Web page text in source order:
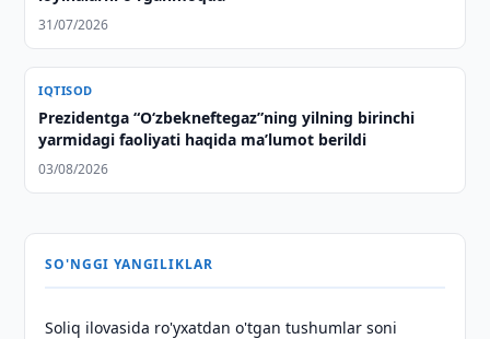
31/07/2026
IQTISOD
Prezidentga “Oʻzbekneftegaz”ning yilning birinchi
yarmidagi faoliyati haqida maʼlumot berildi
03/08/2026
SO'NGGI YANGILIKLAR
Soliq ilovasida ro'yxatdan o'tgan tushumlar soni